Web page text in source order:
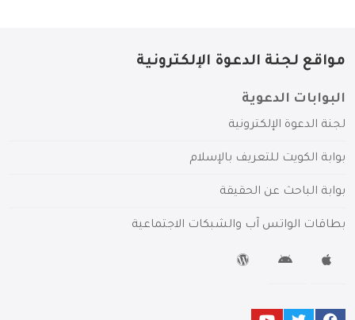
مواقع لجنة الدعوة الإلكترونية
البوابات الدعوية
لجنة الدعوة الإلكترونية
بوابة الكويت للتعريف بالإسلام
بوابة الباحث عن الحقيقة
بطاقات الواتس آب والشبكات الاجتماعية